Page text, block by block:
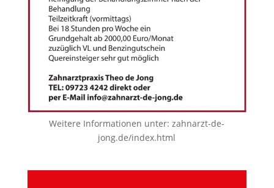
Weitere Informationen unter:zahnarzt-de-
jong.de/index.html